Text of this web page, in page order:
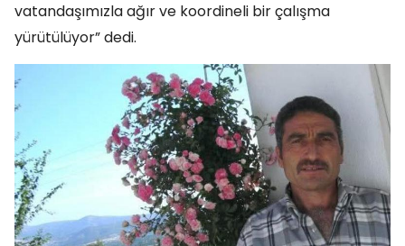
vatandaşımızla ağır ve koordineli bir çalışma
yürütülüyor” dedi.